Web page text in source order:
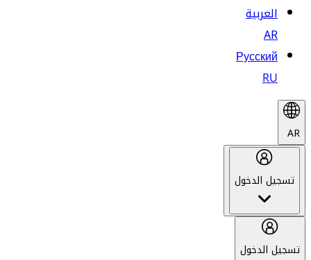
العربية
AR
Русский
RU
AR
تسجيل الدخول
تسجيل الدخول